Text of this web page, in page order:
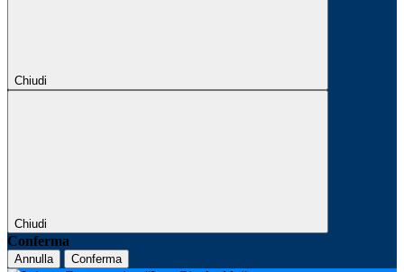
Chiudi
Chiudi
Conferma
Annulla Conferma